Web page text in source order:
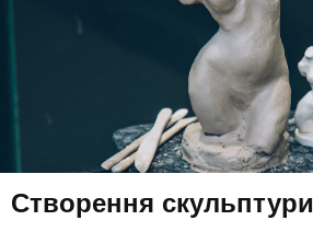
Створення скульптури